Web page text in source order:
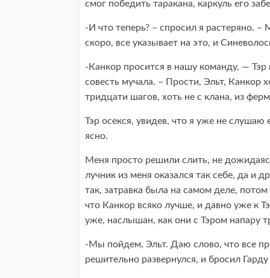
смог победить таракана, каркуль его
-И что теперь? – спросил я растеряно.
скоро, все указывает на это, и
-Канкор просится в нашу команду, — Тэр
совесть мучала. – Прости, Эльт,
тридцати шагов, хоть не с клана, из
Тэр осекся, увидев, что я уже не слушаю
ясно.
Меня просто решили слить, не
лучник из меня оказался так себе, да и
так, затравка была на самом деле,
что Канкор всяко лучше, и давно уже к
уже, наслышан, как они с Тэром напару
-Мы пойдем, Эльт. Даю слово, что все
решительно развернулся, и бросил